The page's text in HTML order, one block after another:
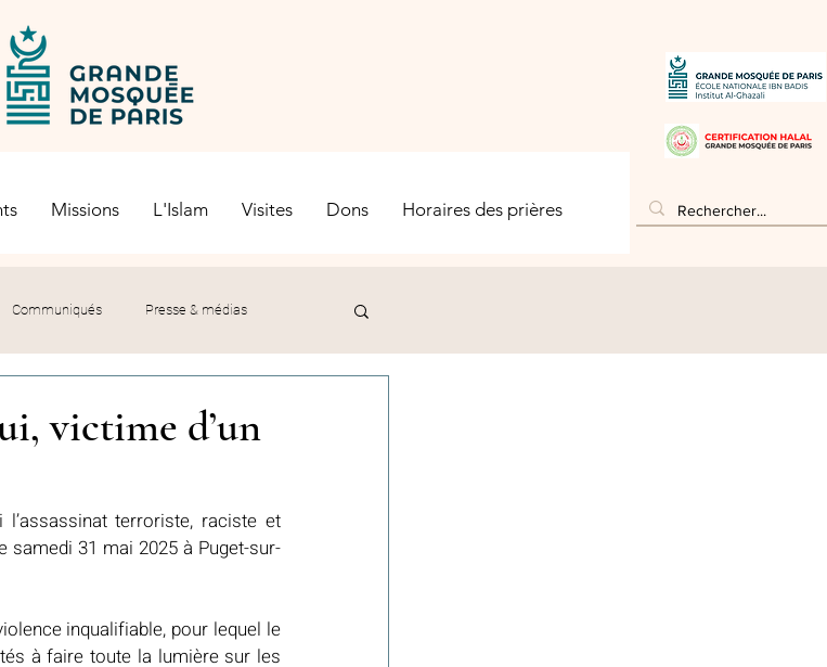
Missions L'Islam Visites Dons Horaires des prières
Communiqués Presse & médias
et lieux saints De la Révélation à nos jours
victime d’un
terroriste, raciste et
31 mai 2025 à Puget-sur-
inqualifiable, pour lequel le
à faire toute la lumière sur les